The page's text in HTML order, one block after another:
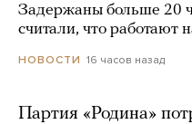
Задержаны больше 20
считали, что работают
НОВОСТИ 16 часов назад
Партия «Родина»